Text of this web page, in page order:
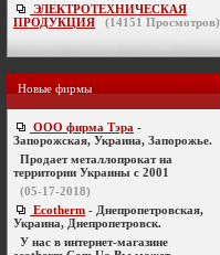
ЭЛЕКТРОТЕХНИЧЕСКАЯ
ПРОДУКЦИЯ
(14151 Просмотров)
Новые фирмы
ООО фирма Тэра -
Запорожская, Украина, Запорожье.
Продает металлопрокат на
территории Украины с 2001
(05-17-2018)
Ecotherm - Днепропетровская,
Украина, Днепропетровск.
У нас в интернет-магазине